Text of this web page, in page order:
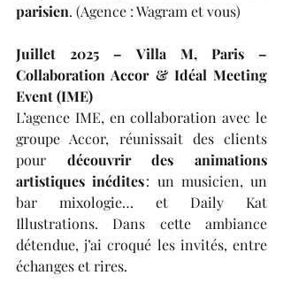
parisien. (Agence : Wagram et vous)
Juillet 2025 – Villa M, Paris –
Collaboration Accor & Idéal Meeting
Event (IME)
L’agence IME, en collaboration avec le
groupe Accor, réunissait des clients
pour découvrir des animations
artistiques inédites : un musicien, un
bar mixologie… et Daily Kat
Illustrations. Dans cette ambiance
détendue, j’ai croqué les invités, entre
échanges et rires.